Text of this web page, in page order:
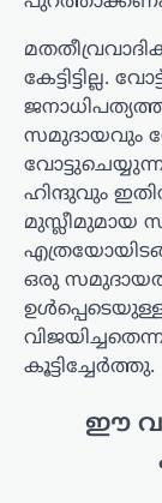
കേട്ടിട്ടില്ല.
സമുദായവും
ഹിന്ദുവും
മുസ്ലീമുമായ
ഒരു
കൂട്ടിച്ചേർത്തു.
ഈ